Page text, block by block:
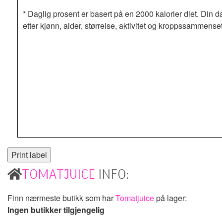
* Daglig prosent er basert på en 2000 kalorier diet. Din
etter kjønn, alder, størrelse, aktivitet og
TOMATJUICE INFO:
Finn nærmeste butikk som harTomatjuicepå lager:
Ingen butikker tilgjengelig